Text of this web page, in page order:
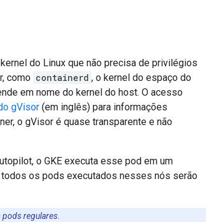
do Linux que não precisa de privilégios
como containerd , o kernel do espaço do
em nome do kernel do host. O acesso
gVisor (em inglês) para informações
o gVisor é quase transparente e não
o GKE executa esse pod em um
todos os pods executados nesses nós serão
pods regulares